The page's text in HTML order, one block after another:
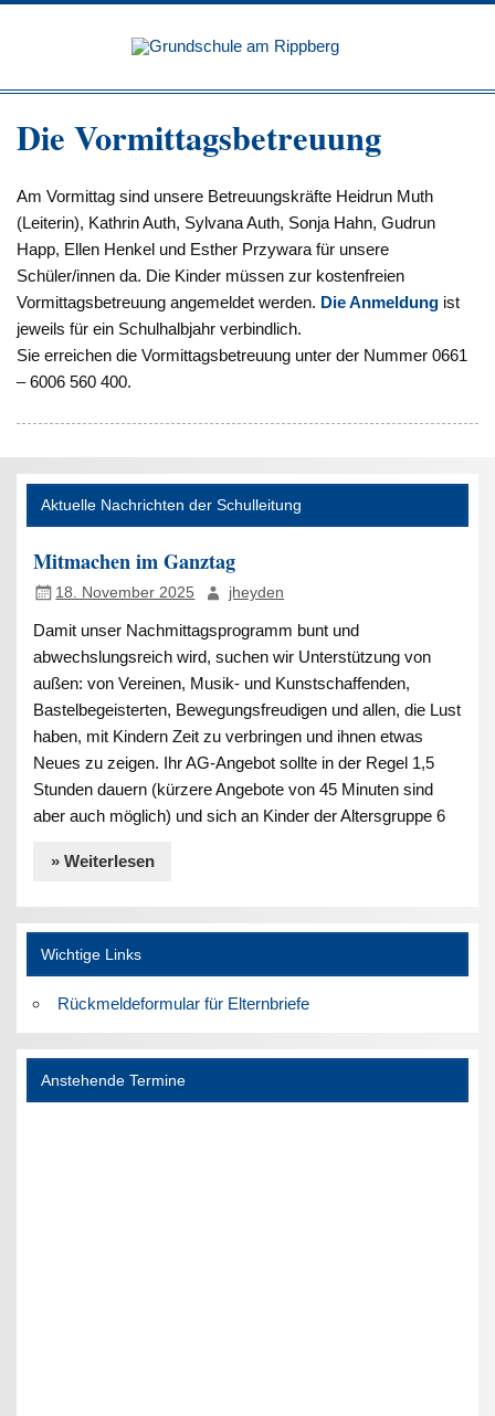
Zum
am
Die Vormittagsbetreuung
Am Vormittag sind unsere Betreuungskräfte Heidrun Muth
(Leiterin), Kathrin Auth, Sylvana Auth, Sonja Hahn, Gudrun
Happ, Ellen Henkel und Esther Przywara für unsere
Schüler/innen da. Die Kinder müssen zur kostenfreien
Vormittagsbetreuung angemeldet werden. Die Anmeldung ist
jeweils für ein Schulhalbjahr verbindlich.
Sie erreichen die Vormittagsbetreuung unter der Nummer 0661
– 6006 560 400.
Aktuelle Nachrichten der Schulleitung
Mitmachen im Ganztag
18. November 2025 jheyden
Damit unser Nachmittagsprogramm bunt und
abwechslungsreich wird, suchen wir Unterstützung von
außen: von Vereinen, Musik- und Kunstschaffenden,
Bastelbegeisterten, Bewegungsfreudigen und allen, die Lust
haben, mit Kindern Zeit zu verbringen und ihnen etwas
Neues zu zeigen. Ihr AG-Angebot sollte in der Regel 1,5
Stunden dauern (kürzere Angebote von 45 Minuten sind
aber auch möglich) und sich an Kinder der Altersgruppe 6
» Weiterlesen
Wichtige Links
Rückmeldeformular für Elternbriefe
Anstehende Termine